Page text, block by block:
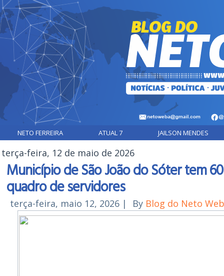
NETO FERREIRA ATUAL 7 JAILSON MENDES
terça-feira, 12 de maio de 2026
Município de São João do Sóter tem
quadro de servidores
terça-feira, maio 12, 2026 | By Blog do Neto